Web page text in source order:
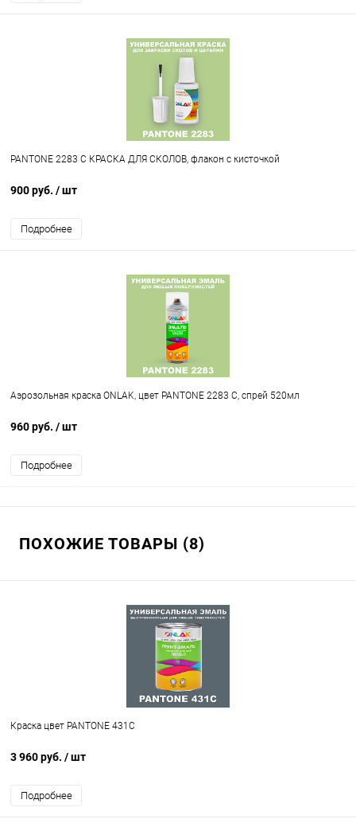
PANTONE 2283 C КРАСКА ДЛЯ СКОЛОВ, флакон с кисточкой
900 руб. / шт
Подробнее
Аэрозольная краска ONLAK, цвет PANTONE 2283 C, спрей 520мл
960 руб. / шт
Подробнее
ПОХОЖИЕ ТОВАРЫ (8)
Краска цвет PANTONE 431C
3 960 руб. / шт
Подробнее